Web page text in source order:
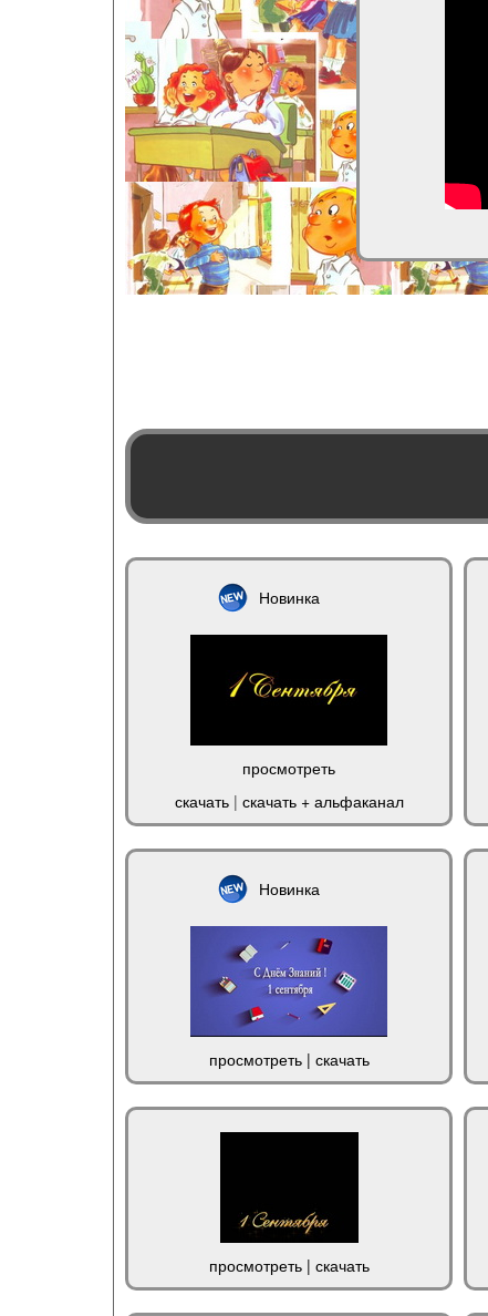
Новинка
просмотреть
скачать| скачать + альфаканал
Новинка
просмотреть| скачать
просмотреть| скачать